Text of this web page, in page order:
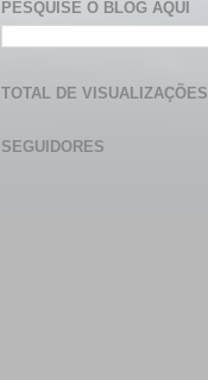
PESQUISE O BLOG AQUI
TOTAL DE
SEGUIDORES